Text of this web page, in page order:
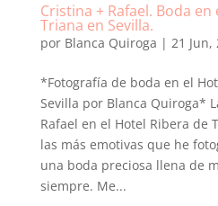
Cristina + Rafael. Boda
Triana en Sevilla.
por Blanca Quiroga | 21 Jun,
*Fotografía de boda en el
Sevilla por Blanca Quiroga*
Rafael en el Hotel Ribera de
las más emotivas que he
una boda preciosa llena de
siempre. Me...